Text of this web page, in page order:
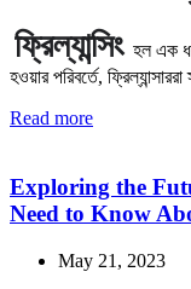
ফ্রিল্যান্সিং হল এক
হওয়ার পরিবর্তে,
Read more
Exploring the
Need to Know
May 21, 2023